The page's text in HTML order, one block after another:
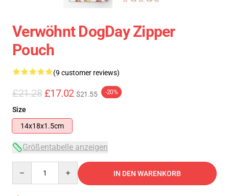
Verwöhnt DogDay Zipper
Pouch
(9 customer reviews)
£21.28 £17.02 $21.55 -20%
Size
14x18x1.5cm
Größentabelle anzeigen
IN DEN WARENKORB